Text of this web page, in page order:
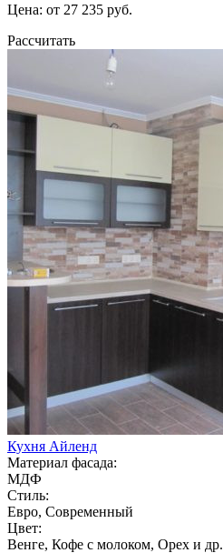
Цена: от 27 235 руб.
Рассчитать
Кухня Айленд
Материал фасада:
МДФ
Стиль:
Евро, Современный
Цвет:
Венге, Кофе с молоком, Орех и др.